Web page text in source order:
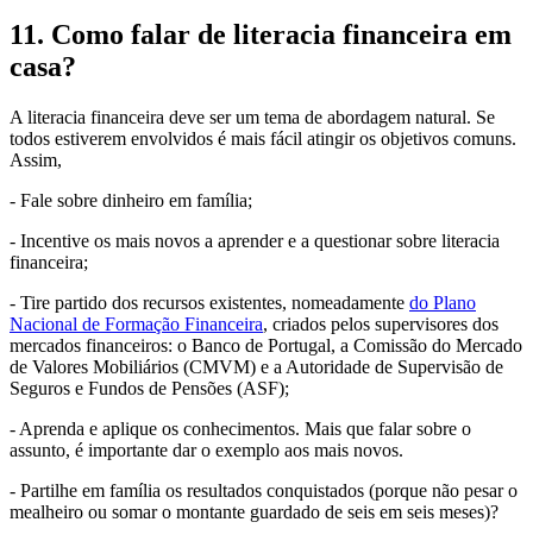
11. Como falar de literacia financeira em
casa?
A literacia financeira deve ser um tema de abordagem natural. Se
todos estiverem envolvidos é mais fácil atingir os objetivos comuns.
Assim,
- Fale sobre dinheiro em família;
- Incentive os mais novos a aprender e a questionar sobre literacia
financeira;
- Tire partido dos recursos existentes, nomeadamente do Plano
Nacional de Formação Financeira, criados pelos supervisores dos
mercados financeiros: o Banco de Portugal, a Comissão do Mercado
de Valores Mobiliários (CMVM) e a Autoridade de Supervisão de
Seguros e Fundos de Pensões (ASF);
- Aprenda e aplique os conhecimentos. Mais que falar sobre o
assunto, é importante dar o exemplo aos mais novos.
- Partilhe em família os resultados conquistados (porque não pesar o
mealheiro ou somar o montante guardado de seis em seis meses)?